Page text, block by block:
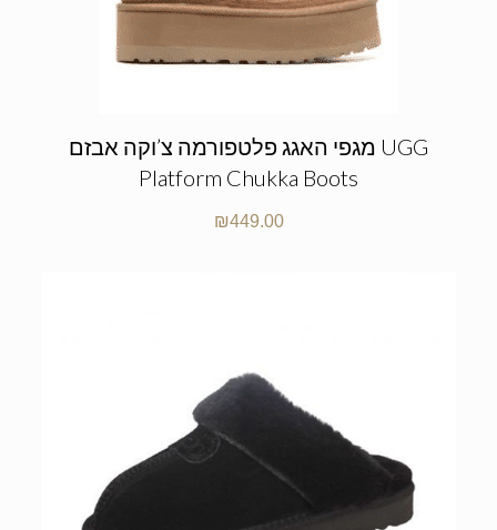
מגפי האגג פלטפורמה צ’וקה אבזם UGG
Platform Chukka Boots
₪449.00